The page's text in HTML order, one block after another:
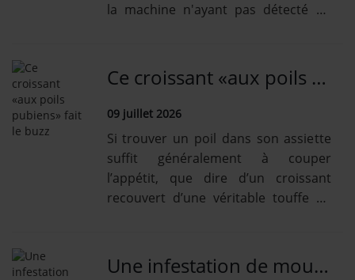
la machine n'ayant pas détecté de
Ce croissant «aux poils pubiens» fait le buzz
09 juillet 2026
Si trouver un poil dans son assiette
suffit généralement à couper
l’appétit, que dire d’un croissant
recouvert d’une véritable touffe de
Une infestation de moustiques retarde de 3 heures un vol Ryanair